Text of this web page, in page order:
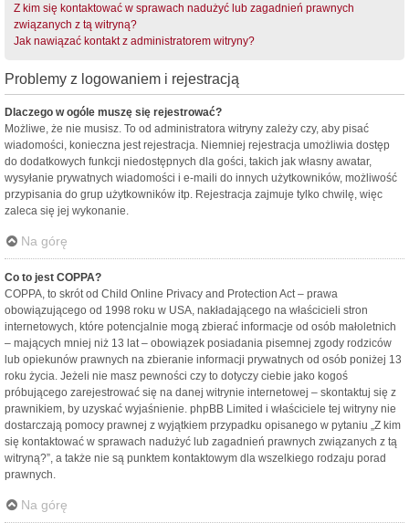
Z kim się kontaktować w sprawach nadużyć lub zagadnień prawnych
związanych z tą witryną?
Jak nawiązać kontakt z administratorem witryny?
Problemy z logowaniem i rejestracją
Dlaczego w ogóle muszę się rejestrować?
Możliwe, że nie musisz. To od administratora witryny zależy czy, aby pisać
wiadomości, konieczna jest rejestracja. Niemniej rejestracja umożliwia dostęp
do dodatkowych funkcji niedostępnych dla gości, takich jak własny awatar,
wysyłanie prywatnych wiadomości i e-maili do innych użytkowników, możliwość
przypisania do grup użytkowników itp. Rejestracja zajmuje tylko chwilę, więc
zaleca się jej wykonanie.
Na górę
Co to jest COPPA?
COPPA, to skrót od Child Online Privacy and Protection Act – prawa
obowiązującego od 1998 roku w USA, nakładającego na właścicieli stron
internetowych, które potencjalnie mogą zbierać informacje od osób małoletnich
– mających mniej niż 13 lat – obowiązek posiadania pisemnej zgody rodziców
lub opiekunów prawnych na zbieranie informacji prywatnych od osób poniżej 13
roku życia. Jeżeli nie masz pewności czy to dotyczy ciebie jako kogoś
próbującego zarejestrować się na danej witrynie internetowej – skontaktuj się z
prawnikiem, by uzyskać wyjaśnienie. phpBB Limited i właściciele tej witryny nie
dostarczają pomocy prawnej z wyjątkiem przypadku opisanego w pytaniu „Z kim
się kontaktować w sprawach nadużyć lub zagadnień prawnych związanych z tą
witryną?”, a także nie są punktem kontaktowym dla wszelkiego rodzaju porad
prawnych.
Na górę